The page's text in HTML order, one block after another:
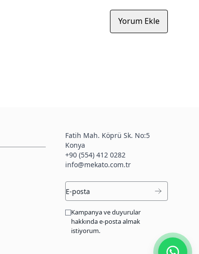
Yorum Ekle
Fatih Mah. Köprü Sk. No:5
Konya
+90 (554) 412 0282
info@mekato.com.tr
Kampanya ve duyurular
hakkında e-posta almak
istiyorum.